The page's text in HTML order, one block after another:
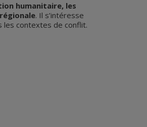
humanitaire, les
. Il s’intéresse
les contextes de conflit.